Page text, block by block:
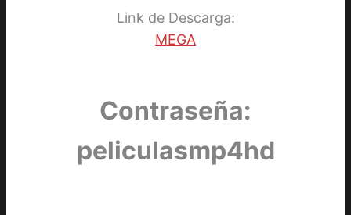
Link de Descarga:
MEGA
Contraseña:
peliculasmp4hd